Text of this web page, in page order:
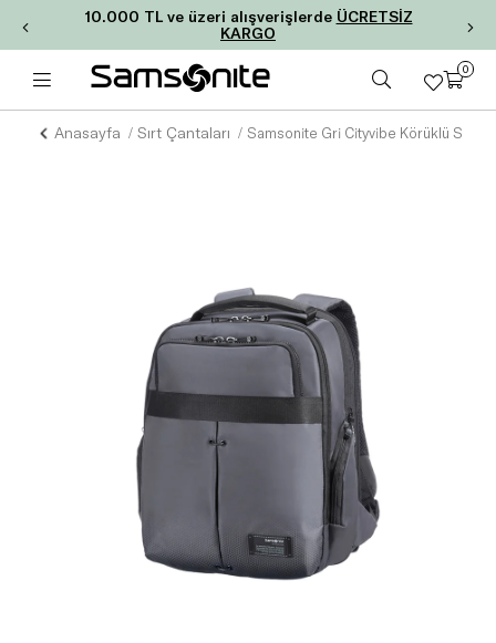
10.000 TL ve üzeri alışverişlerde ÜCRETSİZ
KARGO
0
Anasayfa Sırt Çantaları Samsonite Gri Cityvibe Körüklü Sırt